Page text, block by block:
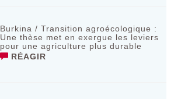
Burkina / Transition agroécologique :
Une thèse met en exergue les leviers
pour une agriculture plus durable
RÉAGIR